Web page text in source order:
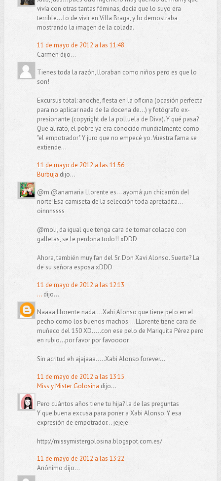
vivía con otras tantas féminas, decía que lo suyo era
terrible... lo de vivir en Villa Braga, y lo demostraba
mostrando la imagen de la colada.
11 de mayo de 2012 a las 11:48
Carmen dijo...
Tienes toda la razón, lloraban como niños pero es que lo
son!
Excursus total: anoche, fiesta en la oficina (ocasión perfecta
para no aplicar nada de la docena de...) y fotógrafo ex-
presionante (copyright de la polluela de Diva). Y qué pasa?
Que al rato, el pobre ya era conocido mundialmente como
"el empotrador". Y juro que no empecé yo. Vuestra fama se
extiende...
11 de mayo de 2012 a las 11:56
Burbuja dijo...
@m @anamaria Llorente es... ayomá ¡un chicarrón del
norte!Esa camiseta de la selección toda apretadita...
oinnnssss
@moli, da igual que tenga cara de tomar colacao con
galletas, se le perdona todo!! xDDD
Ahora, también muy fan del Sr. Don Xavi Alonso. Suerte? La
de su señora esposa xDDD
11 de mayo de 2012 a las 12:13
...dijo...
Naaaa Llorente nada....Xabi Alonso que tiene pelo en el
pecho como los buenos machos....LLorente tiene cara de
muñeco del 150 XD.....con ese pelo de Mariquita Pérez pero
en rubio...por favor por favoooor
Sin acritud eh ajajaaa.....Xabi Alonso forever...
11 de mayo de 2012 a las 13:15
Miss y Mister Golosina dijo...
Pero cuántos años tiene tu hija? la de las preguntas
Y que buena excusa para poner a Xabi Alonso. Y esa
expresión de empotrador... jejeje
http://missymistergolosina.blogspot.com.es/
11 de mayo de 2012 a las 13:22
Anónimo dijo...